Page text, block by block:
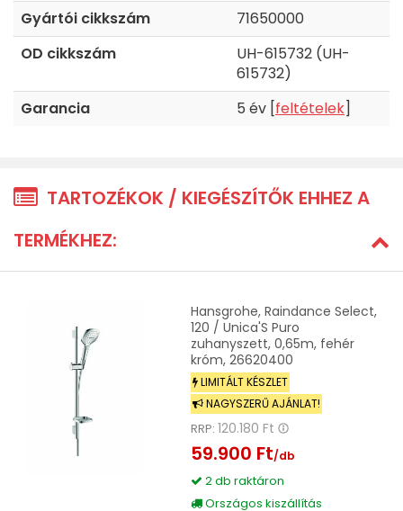
Gyártói cikkszám
71650000
OD cikkszám
UH-615732 (UH-
615732)
Garancia
5 év [feltételek]
TARTOZÉKOK / KIEGÉSZÍTŐK EHHEZ A
TERMÉKHEZ:
Hansgrohe, Raindance Select,
120 / Unica'S Puro
zuhanyszett, 0,65m, fehér
króm, 26620400
LIMITÁLT KÉSZLET
NAGYSZERŰ AJÁNLAT!
RRP: 120.180 Ft
59.900 Ft/db
2 db raktáron
Országos kiszállítás